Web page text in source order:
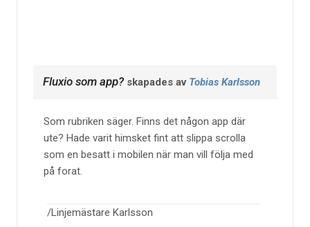
Fluxio som app? skapades av Tobias Karlsson
Som rubriken säger. Finns det någon app där
ute? Hade varit himsket fint att slippa scrolla
som en besatt i mobilen när man vill följa med
på forat.
/Linjemästare Karlsson